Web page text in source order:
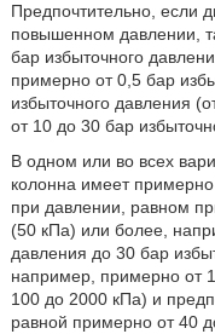
Предпочтительно, если
повышенном давлении,
бар избыточного
примерно от 0,5 бар
избыточного давления
от 10 до 30 бар
В одном или во всех
колонна имеет примерно
при давлении, равном
(50 кПа) или более,
давления до 30 бар
например, примерно от
100 до 2000 кПа) и
равной примерно от 40